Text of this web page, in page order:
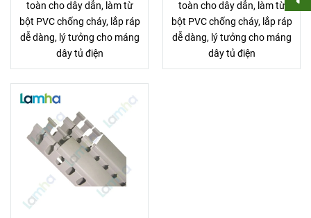
toàn cho dây dẫn, làm từ
bột PVC chống cháy, lắp ráp
dễ dàng, lý tưởng cho máng
dây tủ điện
toàn cho dây dẫn, làm từ
bột PVC chống cháy, lắp ráp
dễ dàng, lý tưởng cho máng
dây tủ điện